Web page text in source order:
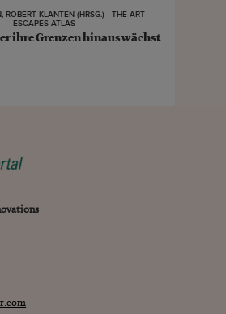
ROBERT KLANTEN (HRSG.) - THE ART
ESCAPES ATLAS
ihre Grenzen hinauswächst